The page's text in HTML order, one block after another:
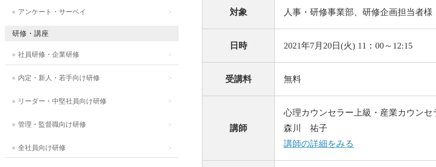
営業時間：平日9:30 ～ 18:30
お問い合わせ
アンケート・サーベイ
研修・講座
社員研修・企業研修
内定・新人・若手向け研修
リーダー・中堅社員向け研修
管理・監督職向け研修
全社員向け研修
対象 人事・研修事業部、研修企画担当者様
日時 2021年7月20日(火) 11：00～12:15
受講料 無料
講師
心理カウンセラー上級・産業カウンセ
森川 祐子
講師の詳細をみる